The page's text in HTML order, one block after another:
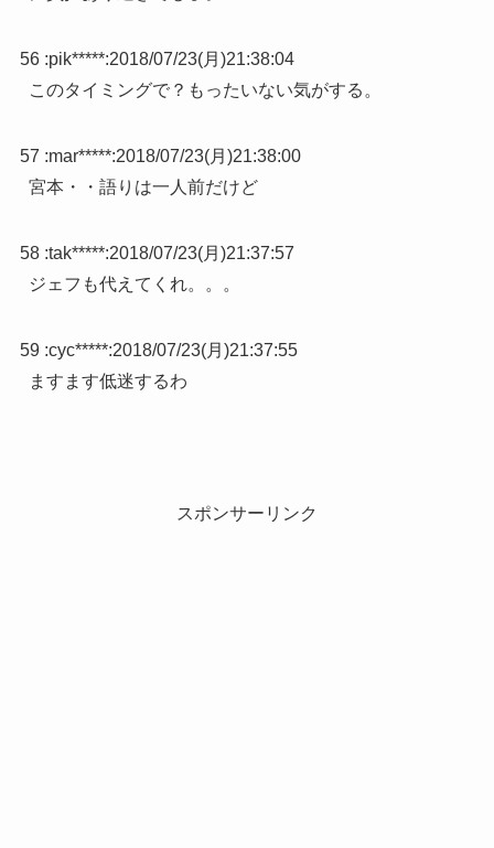
56 :pik*****:2018/07/23(月)21:38:04
このタイミングで？もったいない気がする。
57 :mar*****:2018/07/23(月)21:38:00
宮本・・語りは一人前だけど
58 :tak*****:2018/07/23(月)21:37:57
ジェフも代えてくれ。。。
59 :cyc*****:2018/07/23(月)21:37:55
ますます低迷するわ
スポンサーリンク